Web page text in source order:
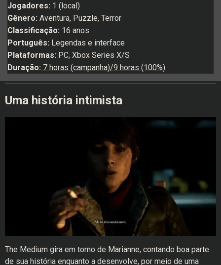
Jogadores: 1 (local)
Gênero: Aventura, Puzzle, Terror
Classificação: 16 anos
Português: Legendas e interface
Plataformas: PC, Xbox Series X/S
Duração: 7 horas (campanha)/9 horas (100%)
Uma história intimista
The Medium gira em torno de Marianne, contando boa parte
de sua história enquanto a desenvolve, por meio de uma